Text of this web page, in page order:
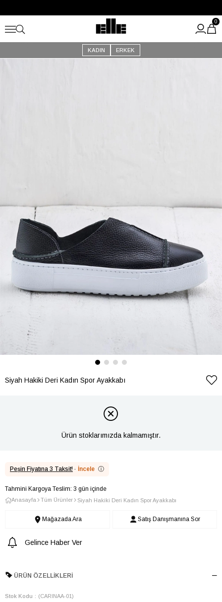
Kargo Ücretsiz!
KADIN ERKEK
0
Siyah Hakiki Deri Kadın Spor Ayakkabı
Ürün stoklarımızda kalmamıştır.
Peşin Fiyatına 3 Taksit! · İncele ⓘ
Tahmini Kargoya Teslim: 3 gün içinde
Anasayfa Tüm Ürünler Siyah Hakiki Deri Kadın Spor Ayakkabı
Mağazada Ara Satış Danışmanına Sor
Gelince Haber Ver
ÜRÜN ÖZELLIKLERI
Stok Kodu (CARINAA-01)